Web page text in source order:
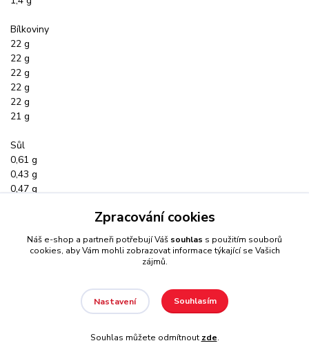
Bílkoviny
22 g
22 g
22 g
22 g
22 g
21 g
Sůl
0,61 g
0,43 g
0,47 g
Zpracování cookies
Náš e-shop a partneři potřebují Váš souhlas s použitím souborů
cookies, aby Vám mohli zobrazovat informace týkající se Vašich
zájmů.
Nastavení Souhlasím
Souhlas můžete odmítnout zde.